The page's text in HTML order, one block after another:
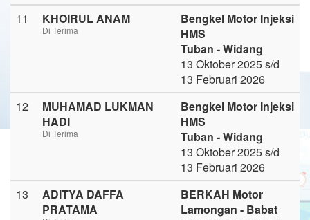
11
KHOIRUL ANAM
Di Terima
Bengkel Motor Injeksi
HMS
Tuban - Widang
13 Oktober 2025 s/d
13 Februari 2026
12
MUHAMAD LUKMAN
HADI
Di Terima
Bengkel Motor Injeksi
HMS
Tuban - Widang
13 Oktober 2025 s/d
13 Februari 2026
13
ADITYA DAFFA
PRATAMA
BERKAH Motor
Lamongan - Babat